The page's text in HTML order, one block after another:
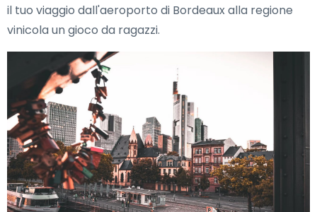
il tuo viaggio dall'aeroporto di Bordeaux alla regione
vinicola un gioco da ragazzi.